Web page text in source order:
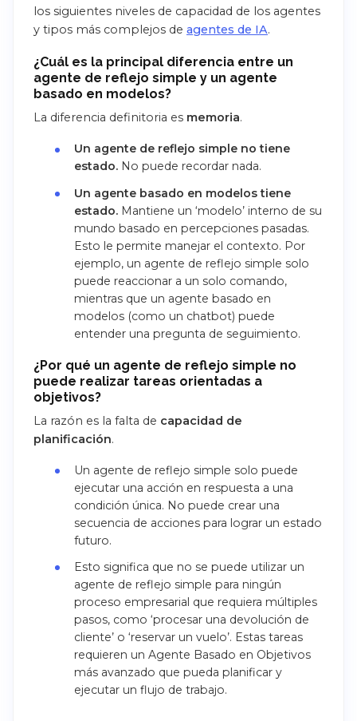
los siguientes niveles de capacidad de los agentes
y tipos más complejos de agentes de IA.
¿Cuál es la principal diferencia entre un
agente de reflejo simple y un agente
basado en modelos?
La diferencia definitoria es memoria.
Un agente de reflejo simple no tiene
estado.No puede recordar nada.
Un agente basado en modelos tiene
estado.Mantiene un ‘modelo’ interno de su
mundo basado en percepciones pasadas.
Esto le permite manejar el contexto. Por
ejemplo, un agente de reflejo simple solo
puede reaccionar a un solo comando,
mientras que un agente basado en
modelos (como un chatbot) puede
entender una pregunta de seguimiento.
¿Por qué un agente de reflejo simple no
puede realizar tareas orientadas a
objetivos?
La razón es la falta de capacidad de
planificación.
Un agente de reflejo simple solo puede
ejecutar una acción en respuesta a una
condición única. No puede crear una
secuencia de acciones para lograr un estado
futuro.
Esto significa que no se puede utilizar un
agente de reflejo simple para ningún
proceso empresarial que requiera múltiples
pasos, como ‘procesar una devolución de
cliente’ o ‘reservar un vuelo’. Estas tareas
requieren un Agente Basado en Objetivos
más avanzado que pueda planificar y
ejecutar un flujo de trabajo.